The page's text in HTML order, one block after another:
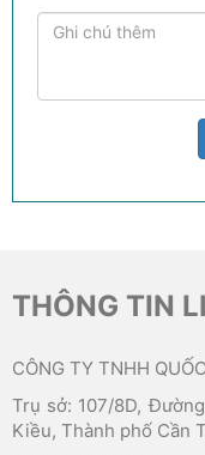
THÔNG TIN
CÔNG TY TNHH
Trụ sở: 107/8D,
Kiều, Thành phố Cần